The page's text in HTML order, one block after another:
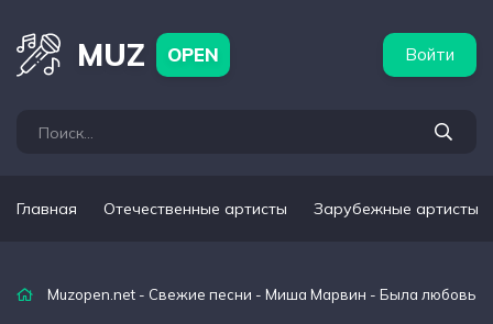
MUZ OPEN Войти
Главная Отечественные артисты Зарубежные артисты
Muzopen.net - Свежие песни - Миша Марвин - Была любовь
артисты Популярные подборки